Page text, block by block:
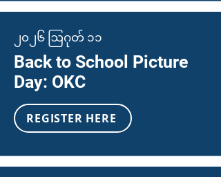
၂၀၂၆ ဩဂုတ် ၁၁
Back to School Picture
Day: OKC
REGISTER HERE